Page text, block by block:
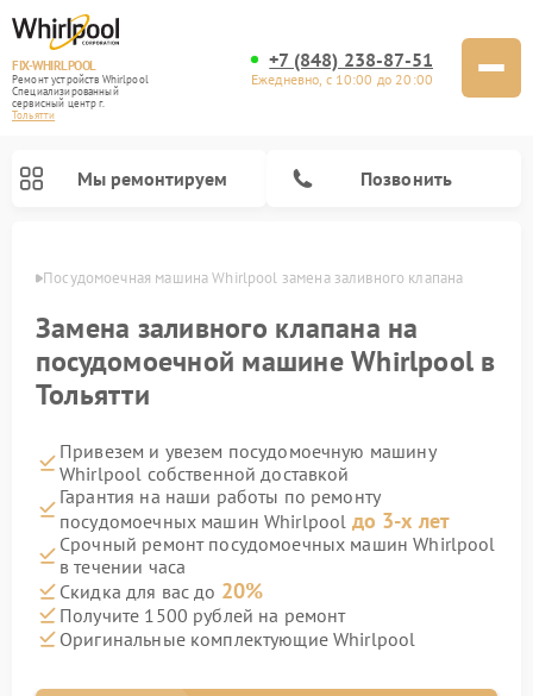
FIX-WHIRLPOOL
Ремонт устройств Whirlpool
Специализированный
cервисный центр г.
Тольятти
+7 (848) 238-87-51
Ежедневно, с 10:00 до 20:00
Мы ремонтируем Позвонить
Посудомоечная машина Whirlpool замена заливного клапана
Замена заливного клапана на
посудомоечной машине Whirlpool в
Тольятти
Привезем и увезем посудомоечную машину
Whirlpool собственной доставкой
Гарантия на наши работы по ремонту
посудомоечных машин Whirlpool до 3-х лет
Срочный ремонт посудомоечных машин Whirlpool
в течении часа
Скидка для вас до 20%
Получите 1500 рублей на ремонт
Оригинальные комплектующие Whirlpool